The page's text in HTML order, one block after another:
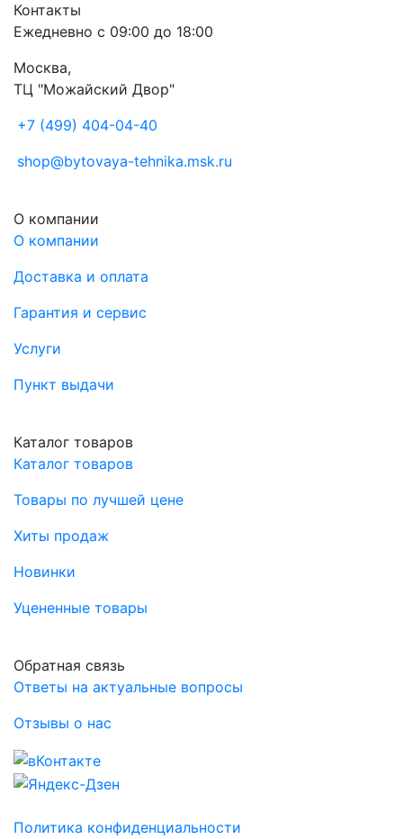
Контакты
Ежедневно с 09:00 до 18:00
Москва,
ТЦ "Можайский Двор"
+7 (499) 404-04-40
shop@bytovaya-tehnika.msk.ru
О компании
О компании
Доставка и оплата
Гарантия и сервис
Услуги
Пункт выдачи
Каталог товаров
Каталог товаров
Товары по лучшей цене
Хиты продаж
Новинки
Уцененные товары
Обратная связь
Ответы на актуальные вопросы
Отзывы о нас
Политика конфиденциальности